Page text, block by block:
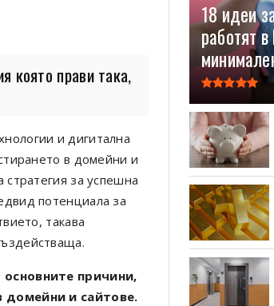
която прави така,
и дигитална
в домейни и
за успешна
потенциала за
такава
причини,
домейни и сайтове.
18 идеи
работят